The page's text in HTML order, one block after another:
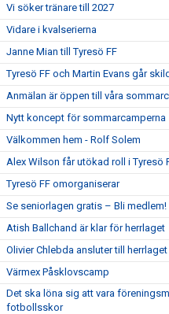
Vi söker tränare till 2027
Vidare i kvalserierna
Janne Mian till Tyresö FF
Tyresö FF och Martin Evans går
Anmälan är öppen till våra
Nytt koncept för sommarcamperna
Välkommen hem - Rolf Solem
Alex Wilson får utökad roll i Tyresö
Tyresö FF omorganiserar
Se seniorlagen gratis – Bli medlem!
Atish Ballchand är klar för herrlaget
Olivier Chlebda ansluter till herrlaget
Värmex Påsklovscamp
Det ska löna sig att vara
fotbollsskor